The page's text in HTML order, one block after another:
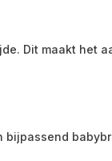
Dit maakt